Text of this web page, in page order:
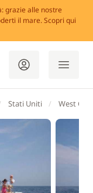
grazie alle nostre
il mare. Scopri qui
Stati Uniti West